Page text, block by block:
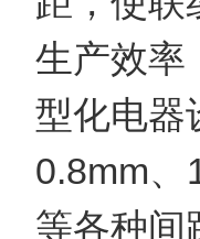
生产效率
型化电器
0.8mm、
等各种间